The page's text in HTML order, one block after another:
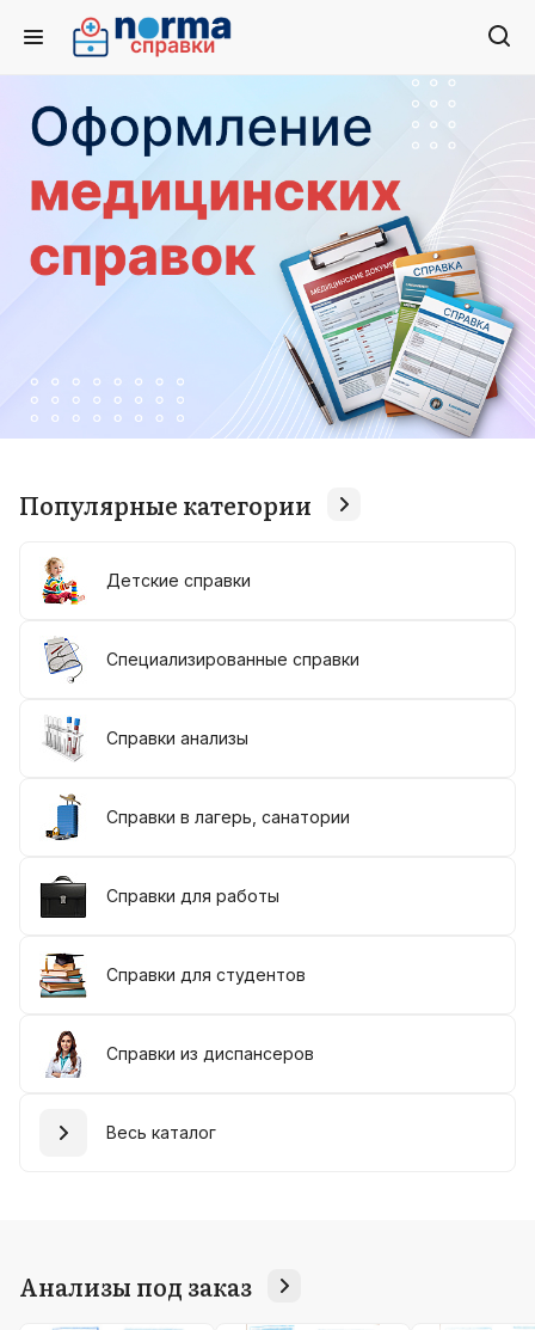
Популярные категории
Детские справки
Специализированные справки
Справки анализы
Справки в лагерь, санатории
Справки для работы
Справки для студентов
Справки из диспансеров
Весь каталог
Анализы под заказ